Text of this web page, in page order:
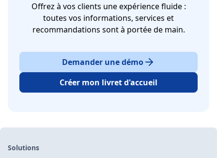
Offrez à vos clients une expérience fluide :
toutes vos informations, services et
recommandations sont à portée de main.
Demander une démo
Créer mon livret d'accueil
Solutions